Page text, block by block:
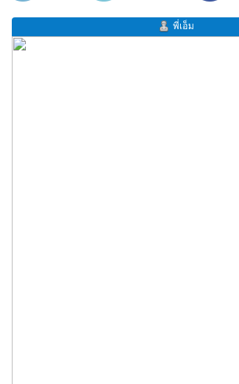
พี่เอ็ม